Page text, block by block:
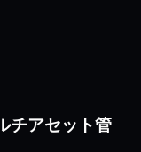
チアセット管